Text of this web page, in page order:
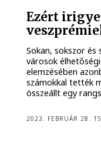
Ezért
Sokan, sokszor
városok
elemzésében
számokkal tették
összeállt egy
2023. FEBRUÁR 28.